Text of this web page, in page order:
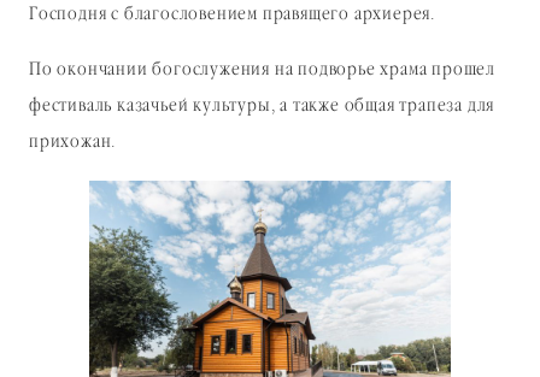
Господня с благословением правящего архиерея.
По окончании богослужения на подворье храма прошел
фестиваль казачьей культуры, а также общая трапеза для
прихожан.